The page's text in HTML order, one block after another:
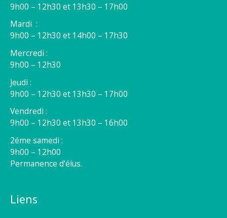
9h00 – 12h30 et 13h30 – 17h00
Mardi :
9h00 – 12h30 et 14h00 – 17h30
Mercredi :
9h00 – 12h30
Jeudi :
9h00 – 12h30 et 13h30 – 17h00
Vendredi :
9h00 – 12h30 et 13h30 – 16h00
2éme samedi :
9h00 – 12h00
Permanence d’élus.
Liens